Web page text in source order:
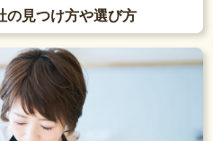
の見つけ方や選び方